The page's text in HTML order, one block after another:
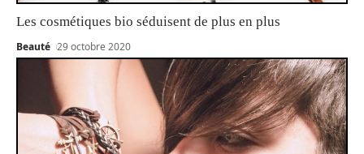
Les cosmétiques bio séduisent de plus en plus
Beauté 29 octobre 2020